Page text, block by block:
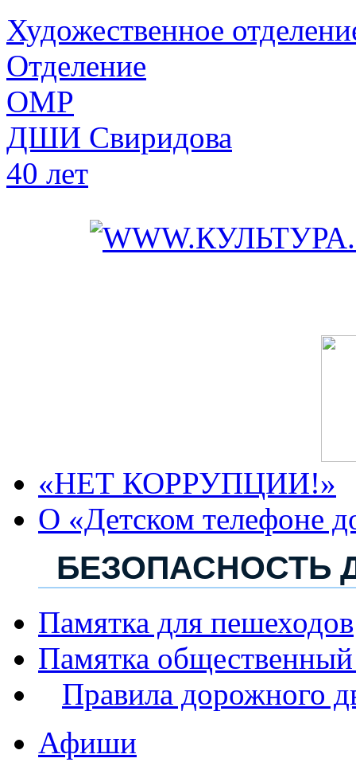
Художественное
Отделение
ОМР
ДШИ Свиридова
40 лет
«НЕТ КОРРУПЦИИ!»
О «Детском телефоне
БЕЗОПАСНОСТЬ
Памятка для пешеходов
Памятка общественный
Правила дорожного
Афиши